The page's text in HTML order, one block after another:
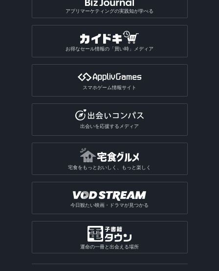
アプリマーケティングの実践知が学べる
お得なセール情報の「買い時」メディア
スマホゲーム情報サイト
出会いを応援するメディア
宅食をもっとおいしく、もっと楽しく
今日観たい映画・ドラマが見つかる
運命の一冊と出会える場所